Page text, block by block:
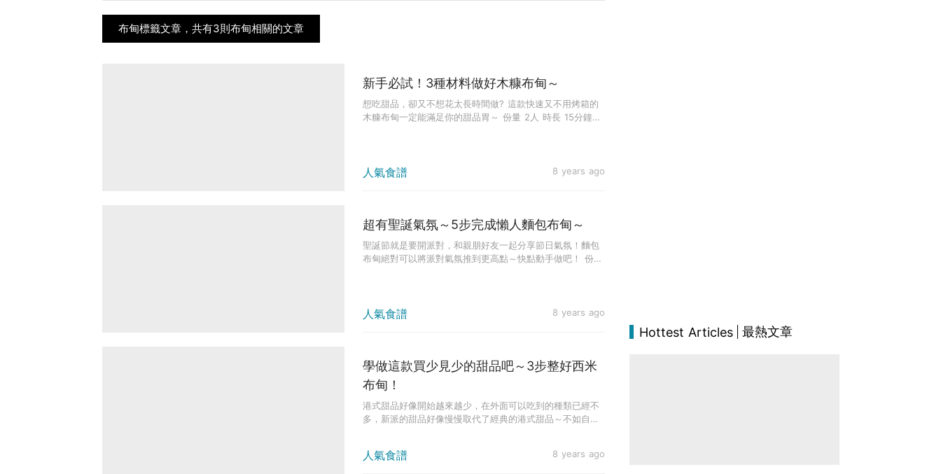
布甸標籤文章，共有3則布甸相關的文章
人氣食譜 8 years ago
新手必試！3種材料做好木糠布甸～
想吃甜品，卻又不想花太長時間做? 這款快速又不用烤箱的
木糠布甸一定能滿足你的甜品胃～ 份量 2人 時長 15分鐘
人氣食譜 8 years ago
超有聖誕氣氛～5步完成懶人麵包布甸～
聖誕節就是要開派對，和親朋好友一起分享節日氣氛！麵包
布甸絕對可以將派對氣氛推到更高點～快點動手做吧！ 份量
人氣食譜 8 years ago
學做這款買少見少的甜品吧～3步整好西米
布甸！
港式甜品好像開始越來越少，在外面可以吃到的種類已經不
多，新派的甜品好像慢慢取代了經典的港式甜品～不如自己
Hottest Articles 最熱文章